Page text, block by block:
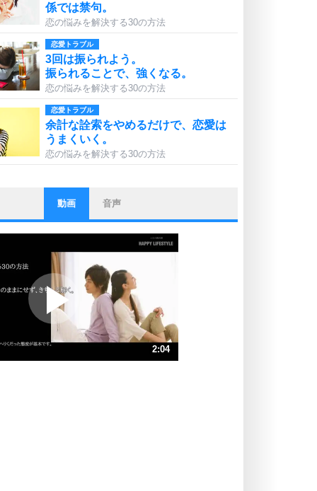
係では禁句。
恋の悩みを解決する30の方法
恋愛トラブル
3回は振られよう。
振られることで、強くなる。
恋の悩みを解決する30の方法
恋愛トラブル
余計な詮索をやめるだけで、恋愛は
うまくいく。
恋の悩みを解決する30の方法
ストレス対策
他人と比べない。
いっそのこと、他人を見ない。
いらいらしない人になる30の方法
プラス思考
ポジティブになれない原因は、行動
しないから。
ポジティブ思考になる30の方法
ストレス対策
動画 音声
2:04